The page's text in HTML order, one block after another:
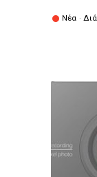
Νέα ·